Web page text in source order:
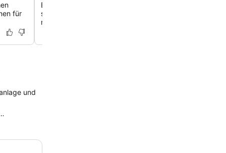
für
Entspanne dich in einem traditionellen türkischen Bad
spezielle Hautbehandlungen und Massagen in einem
ruhigen Wellness-Refugium.
und